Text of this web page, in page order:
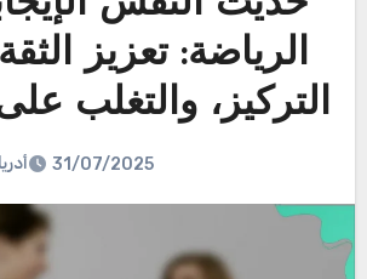
الرياضة: تعزيز
التركيز، والتغلب
31/07/2025